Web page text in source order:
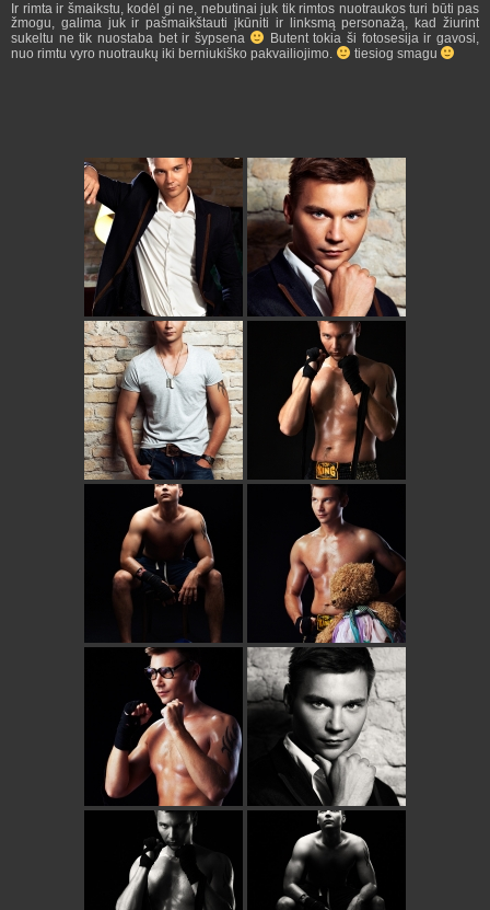
Ir rimta ir šmaikstu, kodėl gi ne, nebutinai juk tik rimtos nuotraukos turi būti pas
žmogu, galima juk ir pašmaikštauti įkūniti ir linksmą personažą, kad žiurint
sukeltu ne tik nuostaba bet ir šypsena
Butent tokia ši fotosesija ir gavosi,
nuo rimtu vyro nuotraukų iki berniukiško pakvailiojimo.
tiesiog smagu